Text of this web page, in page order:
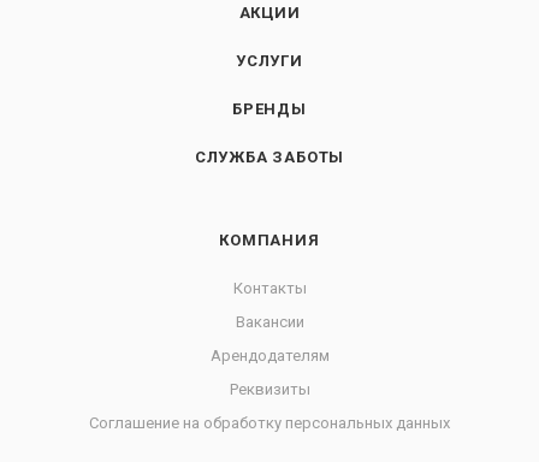
АКЦИИ
УСЛУГИ
БРЕНДЫ
СЛУЖБА ЗАБОТЫ
КОМПАНИЯ
Контакты
Вакансии
Арендодателям
Реквизиты
Соглашение на обработку персональных данных